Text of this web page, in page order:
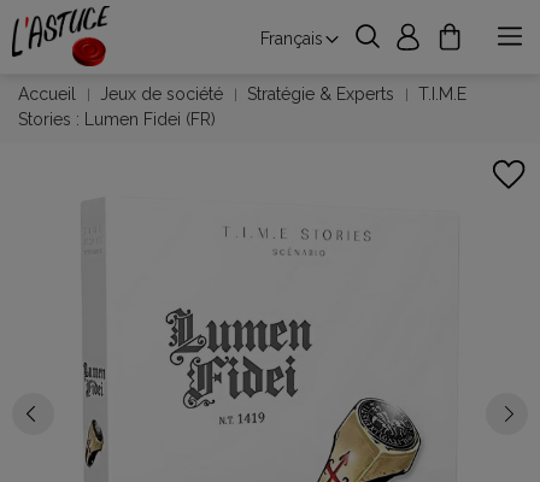
Français
Accueil Jeux de société Stratégie & Experts
T.I.M.E
Stories : Lumen Fidei (FR)